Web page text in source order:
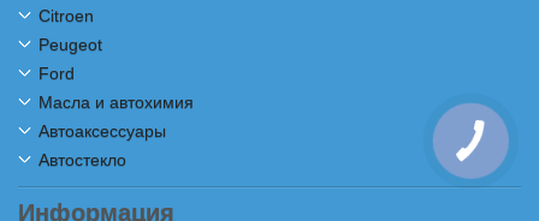
Citroen
Peugeot
Ford
Масла и автохимия
Автоаксессуары
Автостекло
Информация